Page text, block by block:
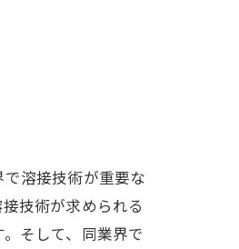
溶接技術が重要な
技術が求められる
そして、同業界で